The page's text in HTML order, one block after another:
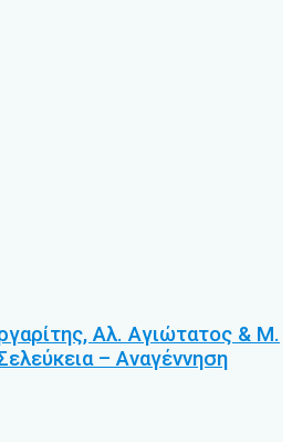
Αλ. Αγιώτατος & Μ.
– Αναγέννηση